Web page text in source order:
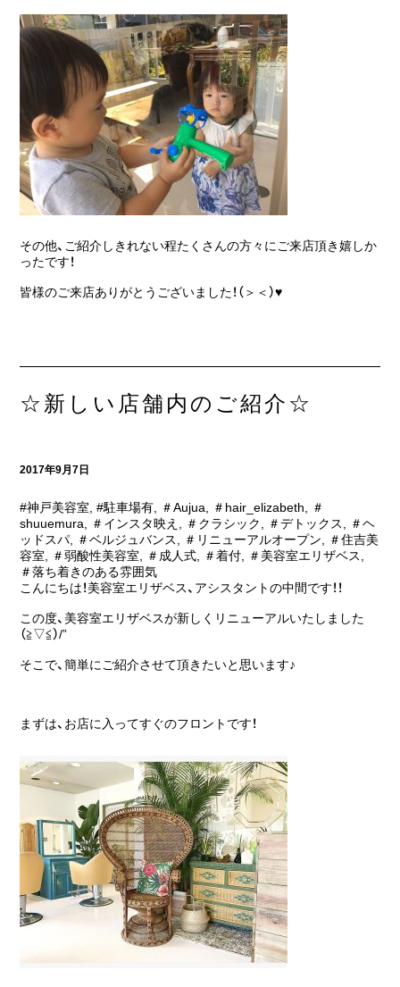
その他、ご紹介しきれない程たくさんの方々にご来店頂き嬉しか
ったです！
皆様のご来店ありがとうございました！（＞＜）♥
☆新しい店舗内のご紹介☆
2017年9月7日
#神戸美容室 ,#駐車場有 ＃Aujua ＃hair_elizabeth
＃
shuuemura
＃インスタ映え ＃クラシック ＃デトックス
＃ヘ
ッドスパ
＃ベルジュバンス ＃リニューアルオープン
＃住吉美
容室
＃弱酸性美容室 ＃成人式 ＃着付 ＃美容室エリザベス
＃落ち着きのある雰囲気
こんにちは！美容室エリザベス、アシスタントの中間です！！
この度、美容室エリザベスが新しくリニューアルいたしました
（≧▽≦）/”
そこで、簡単にご紹介させて頂きたいと思います♪
まずは、お店に入ってすぐのフロントです！